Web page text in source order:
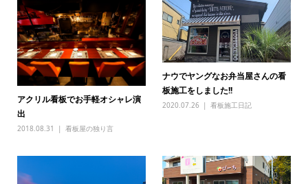
アクリル看板でお手軽オシャレ演
出
2018.08.31 看板屋の独り言
ナウでヤングなお弁当屋さんの看
板施工をしました!!
2020.07.26 看板施工日記